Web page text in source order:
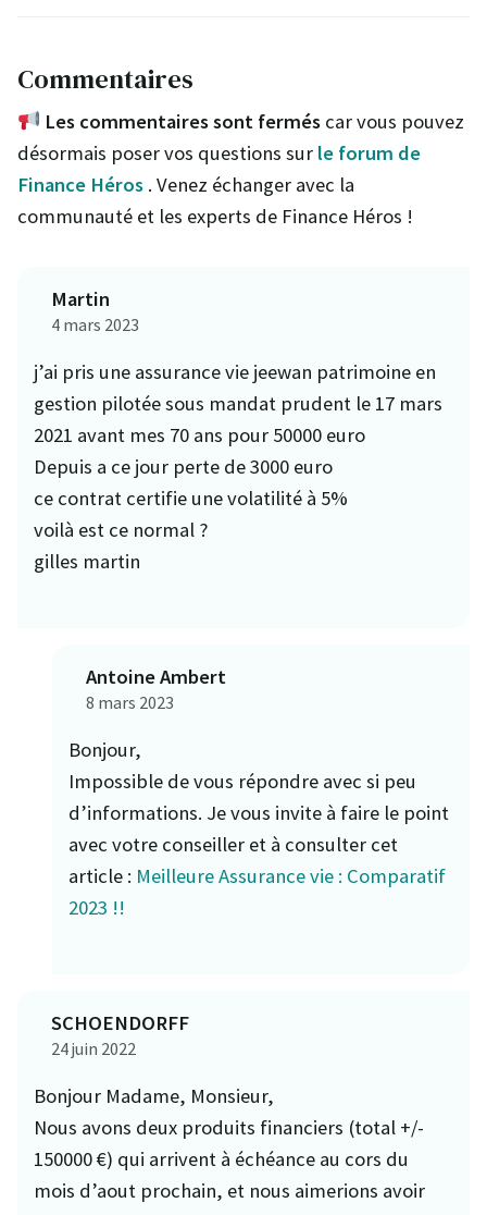
Commentaires
Les commentaires sont fermés car vous pouvez
désormais poser vos questions sur le forum de
Finance Héros . Venez échanger avec la
communauté et les experts de Finance Héros !
Martin
4 mars 2023
j’ai pris une assurance vie jeewan patrimoine en
gestion pilotée sous mandat prudent le 17 mars
2021 avant mes 70 ans pour 50000 euro
Depuis a ce jour perte de 3000 euro
ce contrat certifie une volatilité à 5%
voilà est ce normal ?
gilles martin
Antoine Ambert
8 mars 2023
Bonjour,
Impossible de vous répondre avec si peu
d’informations. Je vous invite à faire le point
avec votre conseiller et à consulter cet
article : Meilleure Assurance vie : Comparatif
2023 !!
SCHOENDORFF
24 juin 2022
Bonjour Madame, Monsieur,
Nous avons deux produits financiers (total +/-
150000 €) qui arrivent à échéance au cors du
mois d’aout prochain, et nous aimerions avoir